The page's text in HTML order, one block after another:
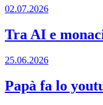
02.07.2026
Tra AI e
25.06.2026
Papà fa lo